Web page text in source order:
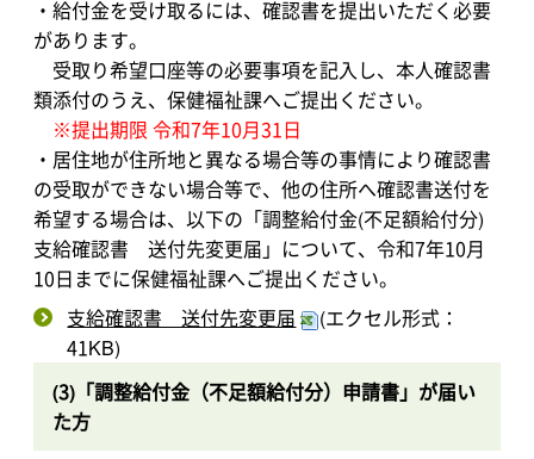
・給付金を受け取るには、確認書を提出いただく必要
があります。
受取り希望口座等の必要事項を記入し、本人確認書
類添付のうえ、保健福祉課へご提出ください。
※提出期限 令和7年10月31日
・居住地が住所地と異なる場合等の事情により確認書
の受取ができない場合等で、他の住所へ確認書送付を
希望する場合は、以下の「調整給付金(不足額給付分)
支給確認書 送付先変更届」について、令和7年10月
10日までに保健福祉課へご提出ください。
支給確認書 送付先変更届
(エクセル形式：
41KB)
(3)「調整給付金（不足額給付分）申請書」が届い
た方